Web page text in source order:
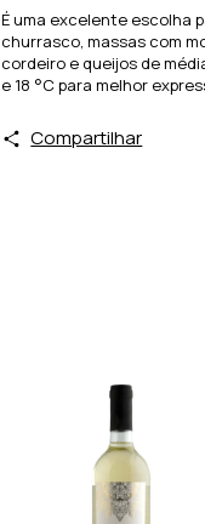
É uma excelente escolha
churrasco, massas com
cordeiro e queijos de
e 18 °C para melhor
Compartilhar